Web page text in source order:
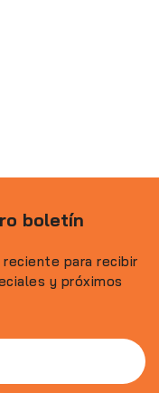
boletín
para recibir
y próximos